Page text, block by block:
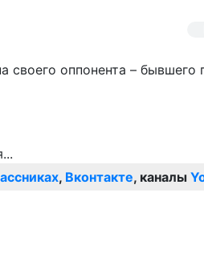
оппонента – бывшего
, Вконтакте, каналы